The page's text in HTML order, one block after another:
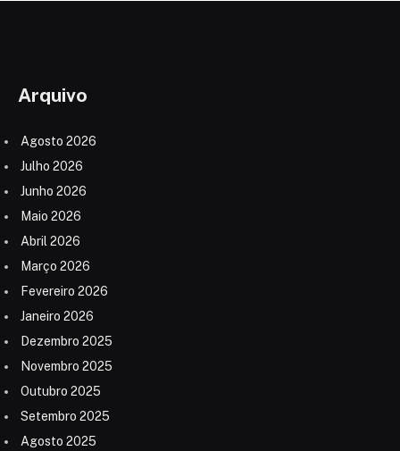
Arquivo
Agosto 2026
Julho 2026
Junho 2026
Maio 2026
Abril 2026
Março 2026
Fevereiro 2026
Janeiro 2026
Dezembro 2025
Novembro 2025
Outubro 2025
Setembro 2025
Agosto 2025